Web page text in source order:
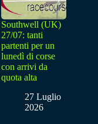
Southwell (UK)
27/07: tanti
partenti per un
lunedì di corse
con arrivi da
quota alta
27 Luglio
2026